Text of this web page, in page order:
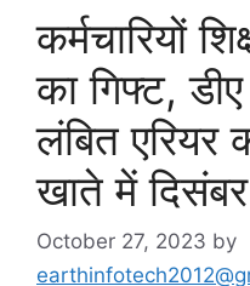
कर्मचारियों
का गिफ्ट, डीए
लंबित एरियर
खाते में
October 27, 2023 by